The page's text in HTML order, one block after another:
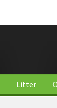
Litter